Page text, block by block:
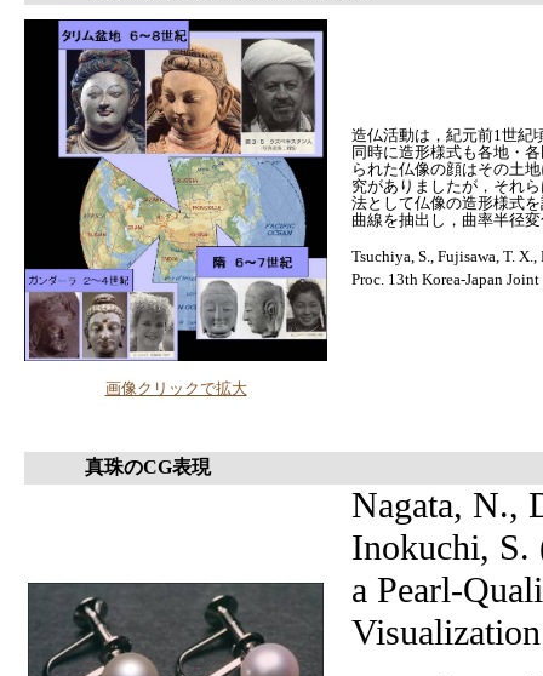
画像クリックで拡大
造仏活動は，紀元前1世紀
同時に造形様式も各地・
られた仏像の顔はその土
究がありましたが，それ
法として仏像の造形様式
曲線を抽出し，曲率半径
Tsuchiya, S., Fujisawa, T.
Proc. 13th Korea-Japan
真珠のCG表現
Nagata, N.,
Inokuchi, S.
a Pearl-